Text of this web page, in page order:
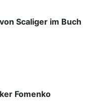
Scaliger im Buch
Fomenko